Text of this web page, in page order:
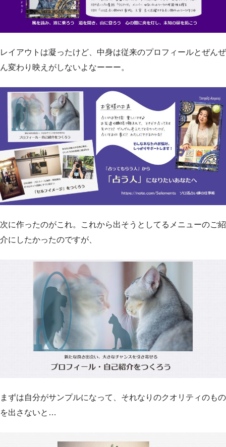
レイアウトは凝ったけど、中身は従来のプロフィールとぜんぜ
ん変わり映えがしないよなーーー。
次に作ったのがこれ。これから出そうとしてるメニューのご紹
介にしたかったのですが、
まずは自分がサンプルになって、それなりのクオリティのもの
を出さないと…